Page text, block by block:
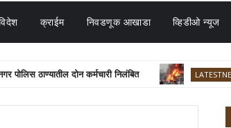
क्राईम निवडणूक आखाडा व्हिडीओ न्यूज
ठाण्यातील दोन कर्मचारी निलंबित LATESTNEWS